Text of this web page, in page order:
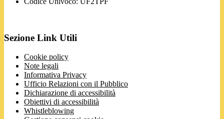
Sezione Link Utili
Cookie policy
Note legali
Informativa Privacy
Ufficio Relazioni con il Pubblico
Dichiarazione di accessibilità
Obiettivi di accessibilità
Whistleblowing